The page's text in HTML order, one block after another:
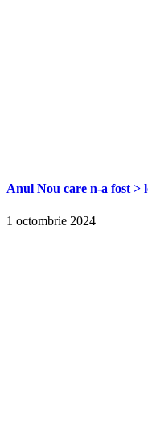
Anul Nou care n-a fost >
1 octombrie 2024